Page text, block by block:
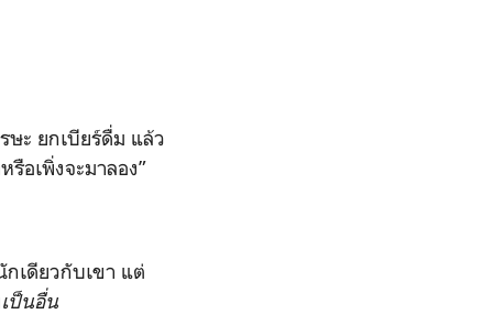
ยกเบียร์ดื่ม แล้ว
อเพิ่งจะมาลอง”
ดียวกับเขา แต่
เป็นอื่น